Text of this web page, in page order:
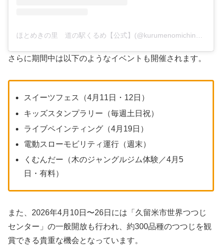
ほとめきの里 道の駅くるめ【公式】(@kurumenomichinoeki)がシェアした投稿
さらに期間中は以下のようなイベントも開催されます。
スイーツフェス（4月11日・12日）
キッズスタンプラリー（毎週土日祝）
ライブペインティング（4月19日）
電動スローモビリティ運行（週末）
くむんだー（木のジャングルジム体験／4月5
日・有料）
また、2026年4月10日〜26日には「久留米市世界つつじ
センター」の一般開放も行われ、約300品種のつつじを観
賞できる貴重な機会となっています。